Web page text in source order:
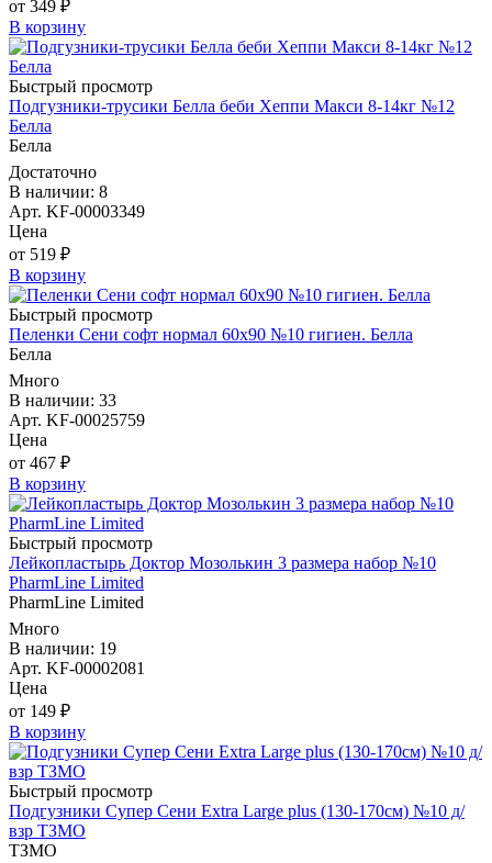
от 349 ₽
В корзину
Быстрый просмотр
Подгузники-трусики Белла беби Хеппи Макси 8-14кг №12
Белла
Белла
Достаточно
В наличии: 8
Арт. KF-00003349
Цена
от 519 ₽
В корзину
Быстрый просмотр
Пеленки Сени софт нормал 60х90 №10 гигиен. Белла
Белла
Много
В наличии: 33
Арт. KF-00025759
Цена
от 467 ₽
В корзину
Быстрый просмотр
Лейкопластырь Доктор Мозолькин 3 размера набор №10
PharmLine Limited
PharmLine Limited
Много
В наличии: 19
Арт. KF-00002081
Цена
от 149 ₽
В корзину
Быстрый просмотр
Подгузники Супер Сени Extra Large plus (130-170см) №10 д/
взр ТЗМО
ТЗМО